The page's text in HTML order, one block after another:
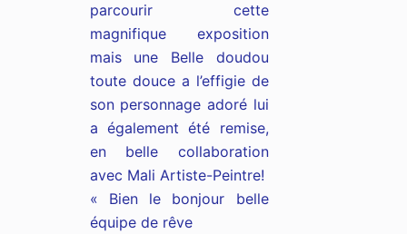
parcourir cette
magnifique exposition
mais une Belle doudou
toute douce a l’effigie de
son personnage adoré lui
a également été remise,
en belle collaboration
avec Mali Artiste-Peintre!
« Bien le bonjour belle
équipe de rêve